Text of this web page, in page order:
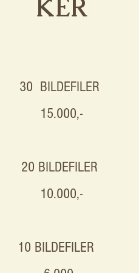
KER
30 BILDEFILER
15.000,-
20 BILDEFILER
10.000,-
10 BILDEFILER